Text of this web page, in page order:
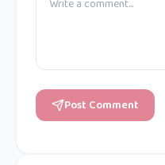
Post Comment